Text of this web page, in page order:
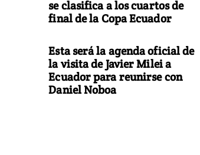
se clasifica a los cuartos de
final de la Copa Ecuador
Esta será la agenda oficial de
la visita de Javier Milei a
Ecuador para reunirse con
Daniel Noboa